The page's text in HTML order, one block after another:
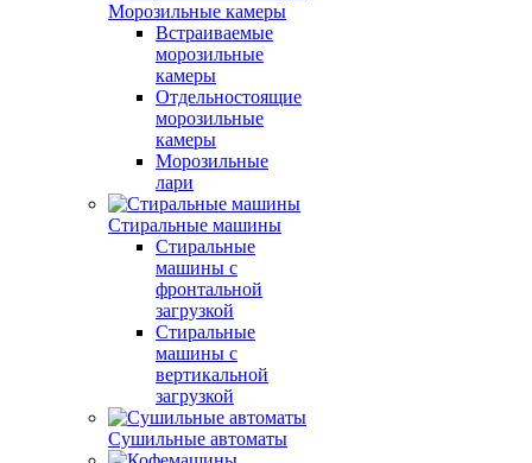
Морозильные камеры
Встраиваемые
морозильные
камеры
Отдельностоящие
морозильные
камеры
Морозильные
лари
Стиральные машины
Стиральные
машины с
фронтальной
загрузкой
Стиральные
машины с
вертикальной
загрузкой
Сушильные автоматы